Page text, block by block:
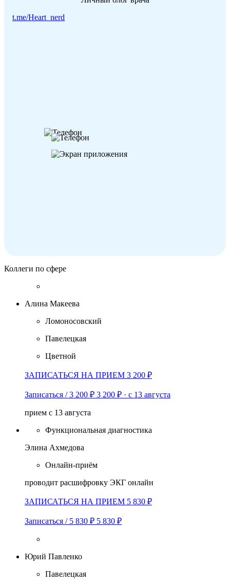
Клиническая электрофизиология и катетерная аблация
Ассоциации Ритма Сердца по имплантируемым
устройствам (EHRA certification in Cardiac Pacing),
09.2023 г.
t.me/Heart_nerd
Коллеги по сфере
Алина Макеева
Ломоносовский
Павелецкая
Цветной
ЗАПИСАТЬСЯ НА ПРИЕМ 3 200 ₽
Записаться / 3 200 ₽ 3 200 ₽ · с 13 августа
прием с 13 августа
Функциональная диагностика
Элина Ахмедова
Онлайн-приём
проводит расшифровку ЭКГ онлайн
ЗАПИСАТЬСЯ НА ПРИЕМ 5 830 ₽
Записаться / 5 830 ₽ 5 830 ₽
Юрий Павленко
Павелецкая